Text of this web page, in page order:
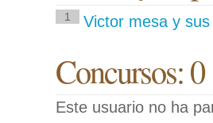
1 Victor mesa y
Concursos: 0
Este usuario no ha